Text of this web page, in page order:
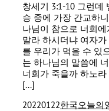
창세기 3:1-10 그런데
승 중에 가장 간교하
나님이 참으로 너희
말라 하시더냐 여자
를 우리가 먹을 수 있
는 하나님의 말씀에
너희가 죽을까 하노
[...]
20220122한국오늘의